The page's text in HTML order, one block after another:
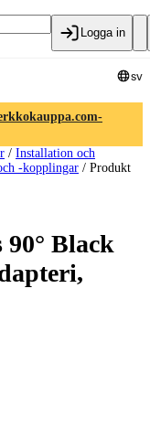
Logga in
sv
/ Installation och
-kopplingar / Produkt
Black